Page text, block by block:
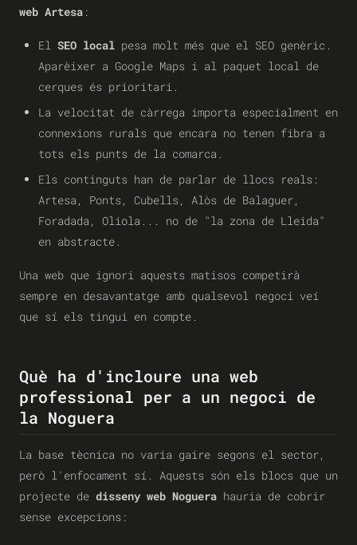
web Artesa :
El SEO local pesa molt més que el SEO genèric.
Aparèixer a Google Maps i al paquet local de
cerques és prioritari.
La velocitat de càrrega importa especialment en
connexions rurals que encara no tenen fibra a
tots els punts de la comarca.
Els continguts han de parlar de llocs reals:
Artesa, Ponts, Cubells, Alòs de Balaguer,
Foradada, Oliola... no de "la zona de Lleida"
en abstracte.
Una web que ignori aquests matisos competirà
sempre en desavantatge amb qualsevol negoci veí
que sí els tingui en compte.
Què ha d'incloure una web
professional per a un negoci de
la Noguera
La base tècnica no varia gaire segons el sector,
però l'enfocament sí. Aquests són els blocs que un
projecte de disseny web Noguera hauria de cobrir
sense excepcions: